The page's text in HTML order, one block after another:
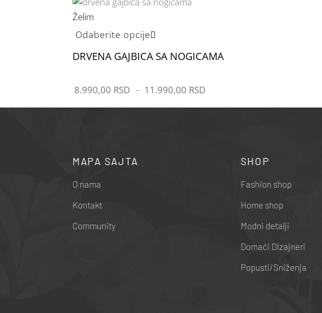
Želim
Odaberite opcije
DRVENA GAJBICA SA NOGICAMA
8.990,00 RSD – 11.990,00 RSD
MAPA SAJTA
O nama
Kontakt
Community
SHOP
Fashion shop
Home shop
Modni detalji
Domaći Dizajneri
Popusti/Sniženja